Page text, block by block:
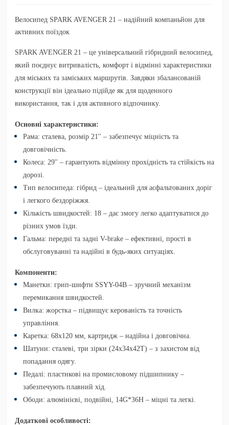
Велосипед SPARK AVENGER 21 – надійний компаньйон для
активних поїздок
SPARK AVENGER 21 – це універсальний гібридний велосипед,
який поєднує витривалість, комфорт і відмінні характеристики
для міських та заміських маршрутів. Завдяки збалансованій
конструкції він ідеально підійде як для щоденного
використання, так і для активного відпочинку.
Основні характеристики:
Рама: сталева, розмір 21'' – забезпечує міцність та
довговічність.
Колеса: 29'' – гарантують відмінну прохідність та стійкість на
дорозі.
Тип велосипеда: гібрид – ідеальний для асфальтованих доріг
і легкого бездоріжжя.
Кількість швидкостей: 18 – дає змогу легко адаптуватися до
різних умов їзди.
Гальма: передні та задні V-brake – ефективні, прості в
обслуговуванні та надійні в будь-яких ситуаціях.
Компоненти:
Манетки: грип-шифти SSYY-04B – зручний механізм
перемикання швидкостей.
Вилка: жорстка – підвищує керованість та точність
управління.
Каретка: 68х120 мм, картридж – надійна і довговічна.
Шатуни: сталеві, три зірки (24х34х42T) – з захистом від
попадання одягу.
Педалі: пластикові на промисловому підшипнику –
забезпечують плавний хід.
Ободи: алюмінієві, подвійні, 14G*36H – міцні та легкі.
Додаткові особливості: